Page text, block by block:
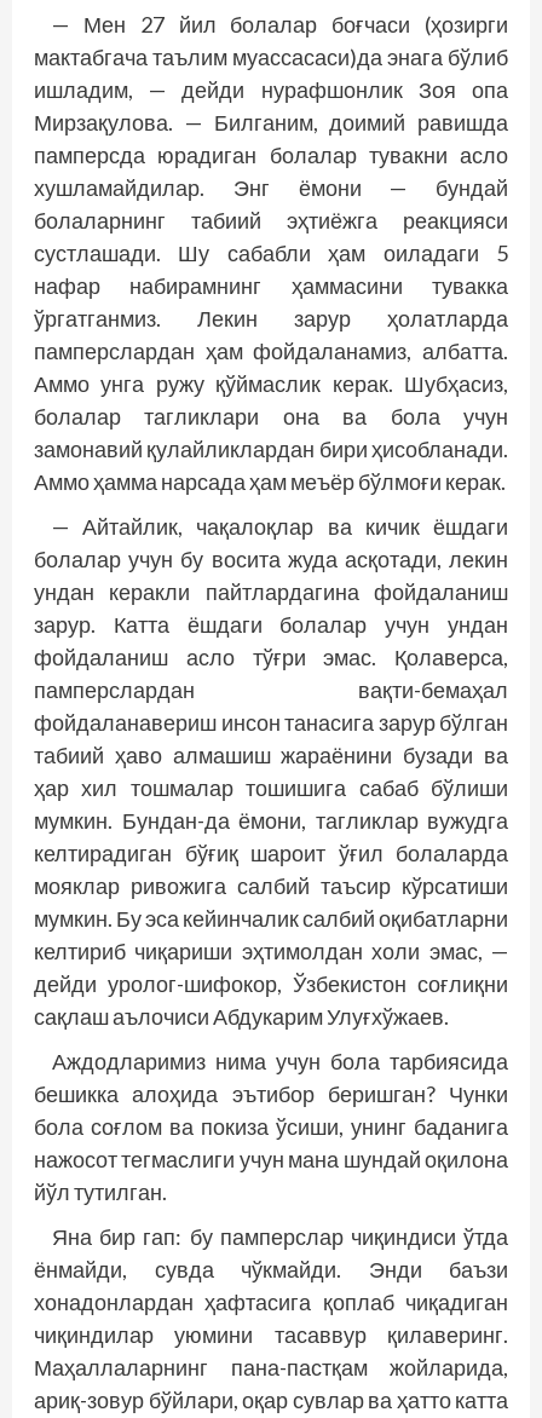
— Мен 27 йил болалар боғчаси (ҳозирги
мактабгача таълим муассасаси)да энага бўлиб
ишладим, — дейди нурафшонлик Зоя опа
Мирзақулова. — Билганим, доимий равишда
памперсда юрадиган болалар тувакни асло
хушламайдилар. Энг ёмони — бундай
болаларнинг табиий эҳтиёжга реакцияси
сустлашади. Шу сабабли ҳам оиладаги 5
нафар набирамнинг ҳаммасини тувакка
ўргатганмиз. Лекин зарур ҳолатларда
памперслардан ҳам фойдаланамиз, албатта.
Аммо унга ружу қўймаслик керак. Шубҳасиз,
болалар тагликлари она ва бола учун
замонавий қулайликлардан бири ҳисобланади.
Аммо ҳамма нарсада ҳам меъёр бўлмоғи керак.
— Айтайлик, чақалоқлар ва кичик ёшдаги
болалар учун бу восита жуда асқотади, лекин
ундан керакли пайт­лардагина фойдаланиш
зарур. Катта ёшдаги болалар учун ундан
фойдаланиш асло тўғри эмас. Қолаверса,
памперслардан вақти-бемаҳал
фойдаланавериш инсон танасига зарур бўлган
табиий ҳаво алмашиш жараёнини бузади ва
ҳар хил тошмалар тошишига сабаб бўлиши
мумкин. Бундан-да ёмони, тагликлар вужудга
келтирадиган бўғиқ шароит ўғил болаларда
мояклар ривожига салбий таъсир кўрсатиши
мумкин. Бу эса кейинчалик салбий оқибатларни
келтириб чиқариши эҳтимолдан холи эмас, —
дейди уролог-шифокор, Ўзбекистон соғ­лиқни
сақлаш аълочиси Абдукарим Улуғхўжаев.
Аждодларимиз нима учун бола тарбиясида
бешикка алоҳида эътибор беришган? Чунки
бола соғлом ва покиза ўсиши, унинг баданига
нажосот тегмаслиги учун мана шундай оқилона
йўл тутилган.
Яна бир гап: бу памперслар чиқиндиси ўтда
ёнмайди, сувда чўкмайди. Энди баъзи
хонадонлардан ҳафтасига қоплаб чиқадиган
чиқиндилар уюмини тасаввур қилаверинг.
Маҳаллаларнинг пана-пастқам жойларида,
ариқ-зовур бўйлари, оқар сувлар ва ҳатто катта